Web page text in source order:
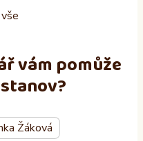
vám pomůže
Žáková